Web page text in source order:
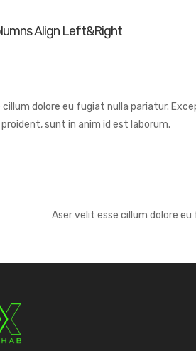
Align Left&Right
cillum dolore eu fugiat nulla pariatur.
sunt in anim id est laborum.
Aser velit esse cillum dolore